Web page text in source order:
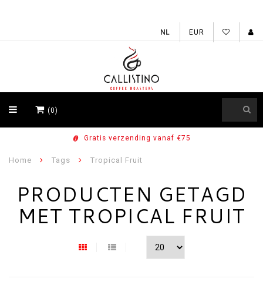
EUR
(0)
Gratis verzending vanaf €75
Home Tags Tropical Fruit
PRODUCTEN GETAGD
MET TROPICAL FRUIT